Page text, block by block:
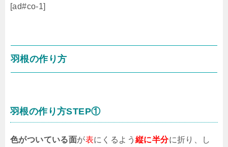
[ad#co-1]
羽根の作り方
羽根の作り方STEP①
色がついている面が表にくるよう縦に半分に折り、し